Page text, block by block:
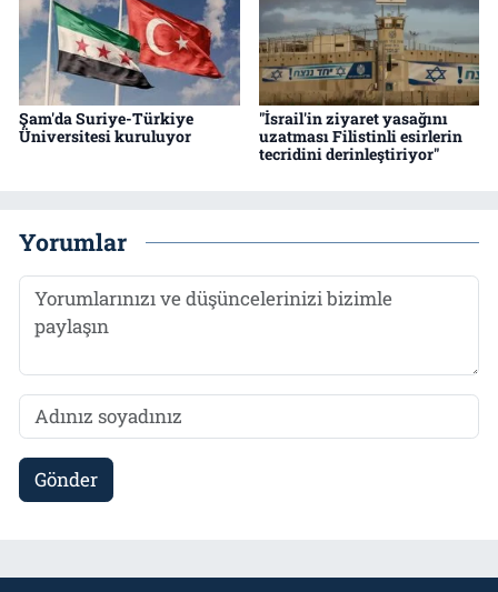
Şam'da Suriye-Türkiye
Üniversitesi kuruluyor
"İsrail'in ziyaret yasağını
uzatması Filistinli esirlerin
tecridini derinleştiriyor"
Yorumlar
Gönder